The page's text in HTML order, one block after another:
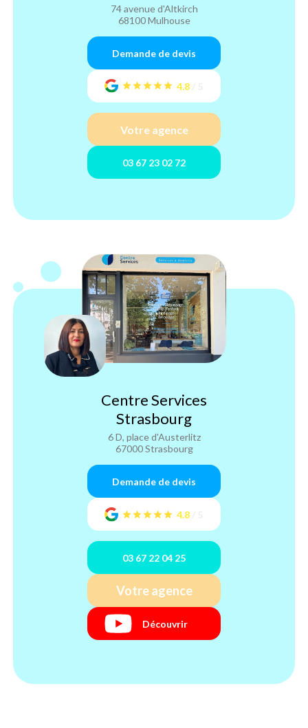
74 avenue d'Altkirch
68100 Mulhouse
Demande de devis
4.8
Votre agence
03 67 23 02 72
Centre Services
Strasbourg
6 D, place d'Austerlitz
67000 Strasbourg
4.8
Demande de devis
Découvrir
03 67 22 04 25
Votre agence